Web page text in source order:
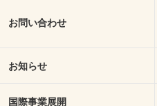
お問い合わせ
お知らせ
国際事業展開